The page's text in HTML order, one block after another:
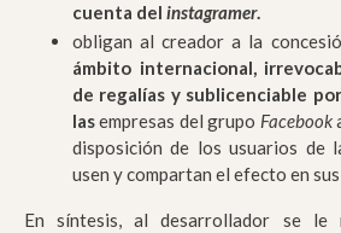
cuenta del instagramer.
obligan al creador a la
ámbito internacional,
de regalías y sublicenciable
lasempresas del grupo Facebook
disposición de los usuarios de
usen y compartan el efecto en
En síntesis, al desarrollador se le